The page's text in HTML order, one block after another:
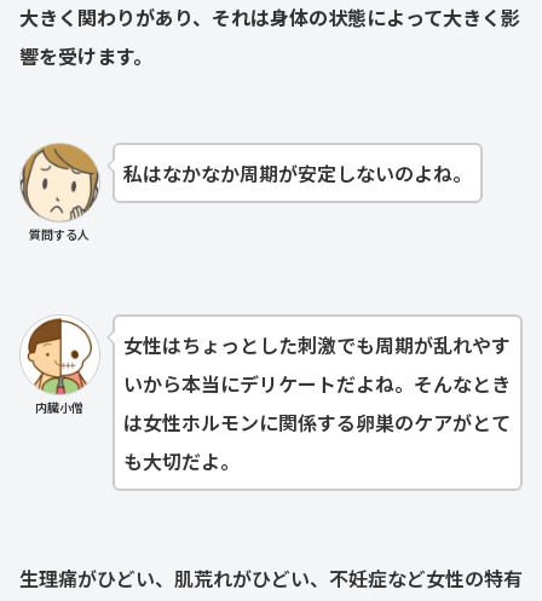
大きく関わりがあり、それは身体の状態によって大きく影
響を受けます。
質問する人
私はなかなか周期が安定しないのよね。
内臓小僧
女性はちょっとした刺激でも周期が乱れやす
いから本当にデリケートだよね。そんなとき
は女性ホルモンに関係する卵巣のケアがとて
も大切だよ。
生理痛がひどい、肌荒れがひどい、不妊症など女性の特有